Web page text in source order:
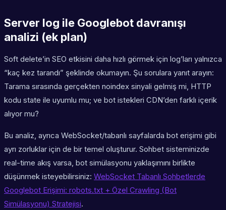
Server log ile Googlebot davranışı
analizi (ek plan)
Soft delete’in SEO etkisini daha hızlı görmek için log’ları yalnızca
“kaç kez tarandı” şeklinde okumayın. Şu sorulara yanıt arayın:
Tarama sırasında gerçekten noindex sinyali gelmiş mi, HTTP
kodu state ile uyumlu mu; ve bot istekleri CDN’den farklı içerik
alıyor mu?
Bu analiz, ayrıca WebSocket/tabanlı sayfalarda bot erişimi gibi
ayrı zorluklar için de bir temel oluşturur. Sohbet sisteminizde
real-time akış varsa, bot simülasyonu yaklaşımını birlikte
düşünmek isteyebilirsiniz: WebSocket Tabanlı Sohbetlerde
Googlebot Erişimi: robots.txt + Özel Crawling (Bot
Simülasyonu) Stratejisi.